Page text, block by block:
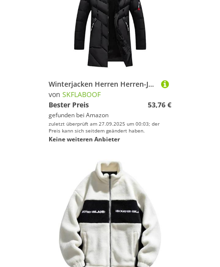
Winterjacken Herren Herren-Jacken Fahrrad Jacke Für Parker Jacken Outdoor Herrenjacken Softshell Parka Winterjacke Winter Coat Men Schwarz, XXL
von SKFLABOOF
Bester Preis
53,76 €
gefunden bei Amazon
zuletzt überprüft am 27.09.2025 um 00:03; der
Preis kann sich seitdem geändert haben.
Keine weiteren Anbieter